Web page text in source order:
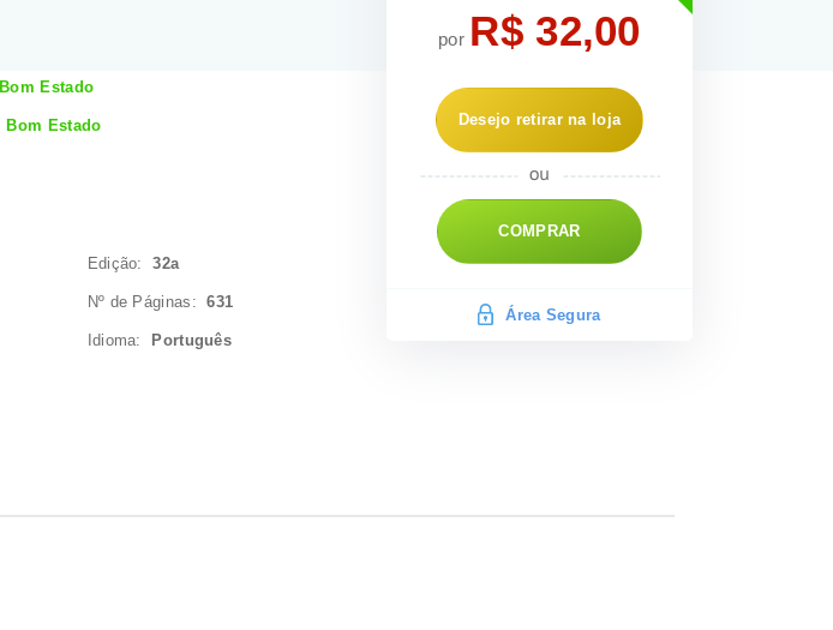
Bom Estado
Bom Estado
Edição:32a
Nº de Páginas:631
Idioma: Português
por R$ 32,00
Desejo retirar na loja
COMPRAR
Área Segura